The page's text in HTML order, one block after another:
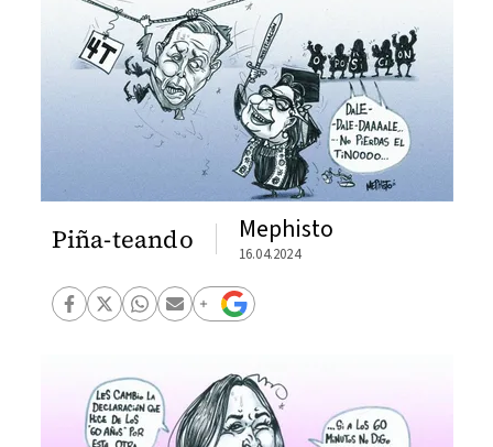
Piña-teando Mephisto
16.04.2024